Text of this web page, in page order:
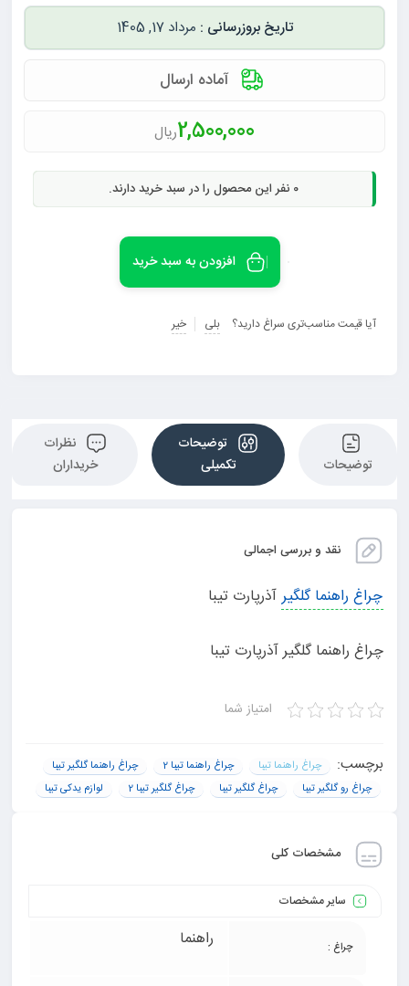
مرداد 17, 1405
آماده ارسال
2,500,000ریال
0 نفر این محصول را در سبد خرید دارند.
افزودن به سبد خرید
آیا قیمت مناسب‌تری سراغ دارید؟ بلی خیر
توضیحات
توضیحات
تکمیلی
نظرات
خریداران
نقد و بررسی اجمالی
چراغ راهنما گلگیر آذرپارت تیبا
چراغ راهنما گلگیر آذرپارت تیبا
امتیاز شما
برچسب: چراغ راهنما تیبا چراغ راهنما تیبا 2
چراغ راهنما گلگیر تیبا
چراغ رو گلگیر تیبا
چراغ گلگیر تیبا چراغ گلگیر تیبا 2 لوازم یدکی تیبا
مشخصات کلی
سایر مشخصات
چراغ : راهنما